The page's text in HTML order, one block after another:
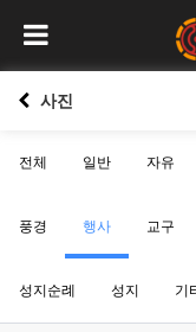
사진
전체 일반 자유
풍경 행사 교구
성지순례 성지 기